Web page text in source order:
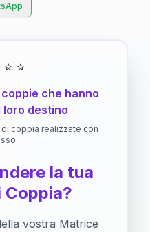
⭐ ⭐
che hanno
loro destino
coppia realizzate con
la tua
vostra Matrice